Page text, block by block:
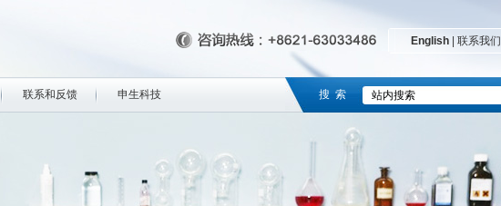
English| 联系我们
联系和反馈 申生科技 搜 索